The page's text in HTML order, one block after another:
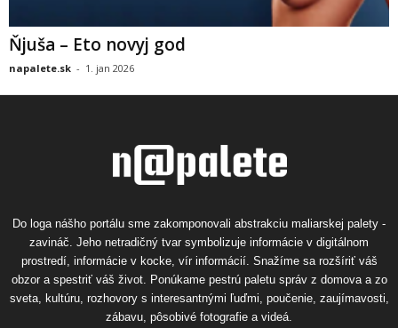
Ňjuša – Eto novyj god
napalete.sk - 1. jan 2026
Do loga nášho portálu sme zakomponovali abstrakciu maliarskej palety -
zavináč. Jeho netradičný tvar symbolizuje informácie v digitálnom
prostredí, informácie v kocke, vír informácií. Snažíme sa rozšíriť váš
obzor a spestriť váš život. Ponúkame pestrú paletu správ z domova a zo
sveta, kultúru, rozhovory s interesantnými ľuďmi, poučenie, zaujímavosti,
zábavu, pôsobivé fotografie a videá.